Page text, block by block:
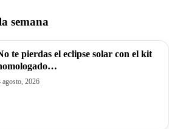
semana
te pierdas el eclipse solar con el kit
agosto, 2026